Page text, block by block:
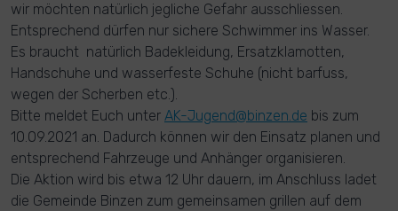
wir möchten natürlich jegliche Gefahr ausschliessen.
Entsprechend dürfen nur sichere Schwimmer ins Wasser.
Es braucht natürlich Badekleidung, Ersatzklamotten,
Handschuhe und wasserfeste Schuhe (nicht barfuss,
wegen der Scherben etc.).
Bitte meldet Euch unter AK-Jugend@binzen.de bis zum
10.09.2021 an. Dadurch können wir den Einsatz planen und
entsprechend Fahrzeuge und Anhänger organisieren.
Die Aktion wird bis etwa 12 Uhr dauern, im Anschluss ladet
die Gemeinde Binzen zum gemeinsamen grillen auf dem